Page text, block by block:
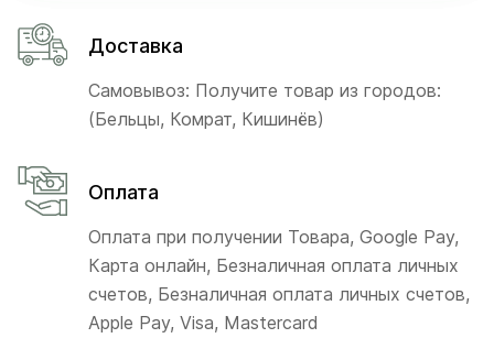
Доставка
Самовывоз: Получите товар из городов:
(Бельцы, Комрат, Кишинёв)
Оплата
Оплата при получении Товара, Google Pay,
Карта онлайн, Безналичная оплата личных
счетов, Безналичная оплата личных счетов,
Apple Pay, Visa, Mastercard